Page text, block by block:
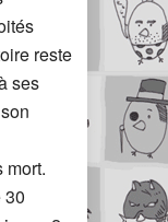
reste
ses
mort.
30